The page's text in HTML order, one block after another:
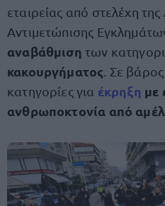
εταιρείας από στελέχη
Αντιμετώπισης
αναβάθμιση των
κακουργήματος . Σε
κατηγορίες για έκρηξη με
ανθρωποκτονία από